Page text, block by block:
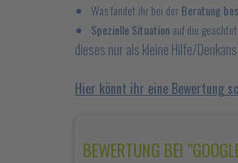
Was fandet ihr bei derBeratung
Spezielle Situationauf die
dieses nur als kleine Hilfe/
Hier könnt ihr eine Bewertung
BEWERTUNG BEI